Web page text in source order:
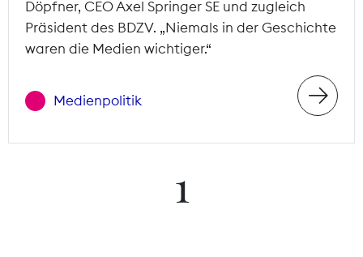
Döpfner, CEO Axel Springer SE und zugleich
Präsident des BDZV. „Niemals in der Geschichte
waren die Medien wichtiger.“
Medienpolitik
1